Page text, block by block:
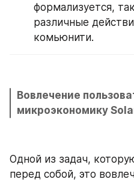
формализуется,
различные
комьюнити.
Вовлечение
микроэкономику
Одной из задач,
перед собой, это